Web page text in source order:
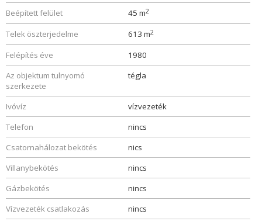
Beépített felület 45 m2
Telek öszterjedelme 613 m2
Felépítés éve
1980
Az objektum tulnyomó
szerkezete
tégla
Ivóvíz
vízvezeték
Telefon
nincs
Csatornahálozat bekötés
nics
Villanybekötés
nincs
Gázbekötés
nincs
Vízvezeték csatlakozás
nincs